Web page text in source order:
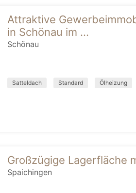
Attraktive
in Schönau im ...
Schönau
Satteldach
Standard Ölheizung
Großzügige Lagerfläche
Spaichingen